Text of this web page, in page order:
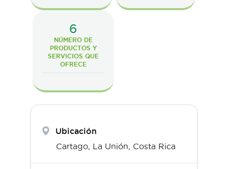
6
NÚMERO DE
PRODUCTOS Y
SERVICIOS QUE
OFRECE
Ubicación
Cartago, La Unión, Costa Rica